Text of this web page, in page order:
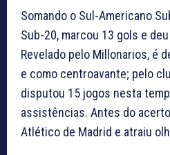
Somando o Sul-Americano
Sub-20, marcou 13 gols e
Revelado pelo Millonarios, é
e como centroavante; pelo
disputou 15 jogos nesta
assistências. Antes do
Atlético de Madrid e atraiu